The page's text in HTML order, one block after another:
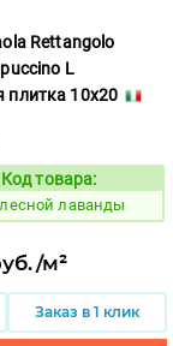
Rettangolo
L
плитка 10x20
849541
Код товара:
лаванды
м²
Заказ в 1 клик